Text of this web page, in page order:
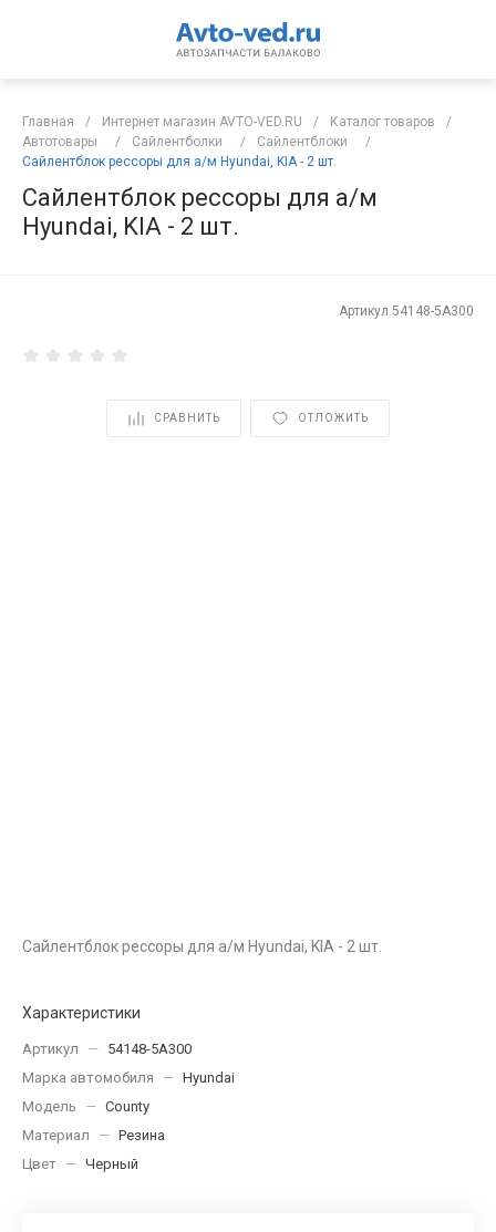
Главная / Интернет магазин AVTO-VED.RU / Каталог товаров
/
Автотовары
/ Сайлентболки / Сайлентблоки
/
Сайлентблок рессоры для а/м Hyundai, KIA - 2 шт.
Сайлентблок рессоры для а/м
Hyundai, KIA - 2 шт.
Артикул 54148-5А300
СРАВНИТЬ ОТЛОЖИТЬ
Сайлентблок рессоры для а/м Hyundai, KIA - 2 шт.
Характеристики
Артикул — 54148-5А300
Марка автомобиля
— Hyundai
Модель
— County
Материал
— Резина
Цвет — Черный